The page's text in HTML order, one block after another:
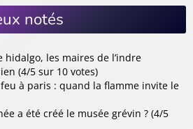
notés
hidalgo, les maires de l’indre
(4/5 sur 10 votes)
à paris : quand la flamme invite le
a été créé le musée grévin ? (4/5